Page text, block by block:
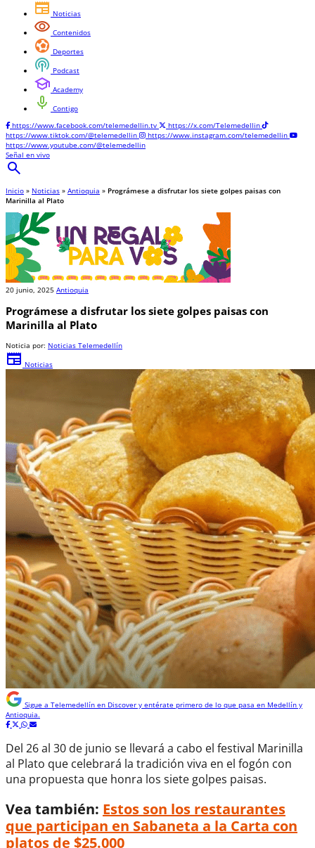
newspaper Noticias
visibility Contenidos
sports_and_outdoors Deportes
podcasts Podcast
school Academy
mic Contigo
https://www.facebook.com/telemedellin.tv
https://x.com/Telemedellin
https://www.tiktok.com/@telemedellin
https://www.instagram.com/telemedellin
https://www.youtube.com/@telemedellin
Señal en vivo
search
Inicio » Noticias » Antioquia » Prográmese a disfrutar los siete golpes paisas con
Marinilla al Plato
20 junio, 2025 Antioquia
Prográmese a disfrutar los siete golpes paisas con
Marinilla al Plato
Noticia por: Noticias Telemedellín
newspaper Noticias
Sigue a Telemedellín en Discover y entérate primero de lo que pasa en Medellín y
Antioquia.
Del 26 al 30 de junio se llevará a cabo el festival Marinilla
al Plato que celebrará la tradición viva en el fogón con
una propuesta que honra los siete golpes paisas.
Vea también: Estos son los restaurantes
que participan en Sabaneta a la Carta con
platos de $25.000